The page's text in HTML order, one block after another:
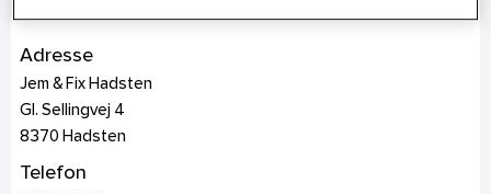
Adresse
Jem & Fix Hadsten
Gl. Sellingvej 4
8370 Hadsten
Telefon